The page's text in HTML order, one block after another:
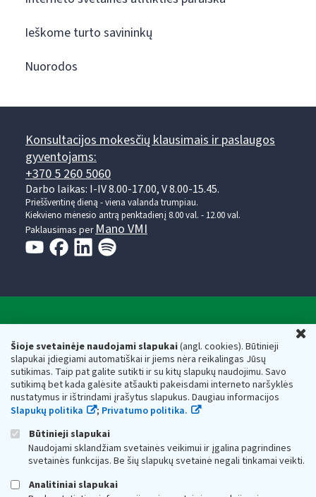
Šioje svetainėje naudojami slapukai(angl. cookies). Būtinieji
slapukai įdiegiami automatiškai ir jiems nėra reikalingas Jūsų
sutikimas. Taip pat galite sutikti ir su kitų slapukų naudojimu. Savo
sutikimą bet kada galėsite atšaukti pakeisdami interneto naršyklės
nustatymus ir ištrindami įrašytus slapukus. Daugiau informacijos
Slapukų politika
; Privatumo politika.
Būtinieji slapukai
Naudojami sklandžiam svetainės veikimui ir įgalina pagrindines
svetainės funkcijas. Be šių slapukų svetainė negali tinkamai veikti.
Analitiniai slapukai
Ieškome turto savininkų
Nuorodos
Konsultacijos mokesčių klausimais ir paslaugos
gyventojams:
+370 5 260 5060
Darbo laikas: I-IV 8.00-17.00, V 8.00-15.45.
Prieššventinę dieną - viena valanda trumpiau.
Kiekvieno mėnesio antrą penktadienį 8.00 val. - 12.00 val.
Paklausimas per Mano VMI
Respublikos finansų ministerijos
Biudžetinė įstaiga. Juridinio asmens kodas — 188659752,
adresas: Vasario 16-osios g. 14, 01107 Vilnius, Lietuva, el.paštas:
vmi@vmi.lt, E. pristatymo dėžutės adresas 188659752
Duomenys apie Valstybinę mokesčių inspekciją prie Lietuvos
Respublikos finansų ministerijos kaupiami ir saugomi Juridinių